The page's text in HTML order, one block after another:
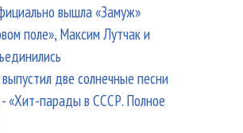
вышла «Замуж»
поле», Максим Лутчак и
две солнечные песни
«Хит-парады в СССР. Полное